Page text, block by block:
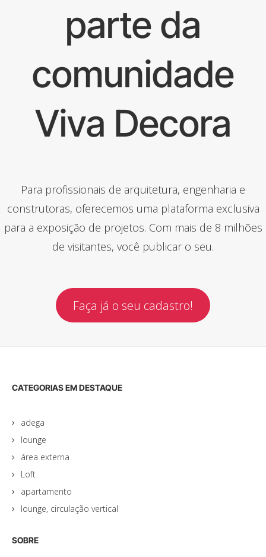
parte da
comunidade
Viva Decora
Para profissionais de arquitetura, engenharia e
construtoras, oferecemos uma plataforma exclusiva
para a exposição de projetos. Com mais de 8 milhões
de visitantes, você publicar o seu.
Faça já o seu cadastro!
CATEGORIAS EM DESTAQUE
adega
lounge
área externa
Loft
apartamento
lounge, circulação vertical
SOBRE